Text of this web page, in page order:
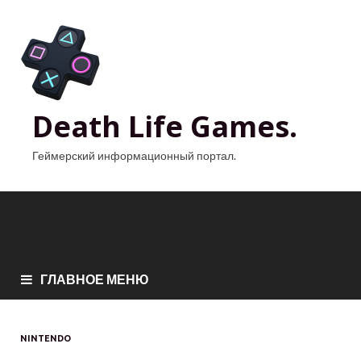
Death Life Games.
Геймерский информационный портал.
ГЛАВНОЕ МЕНЮ
NINTENDO